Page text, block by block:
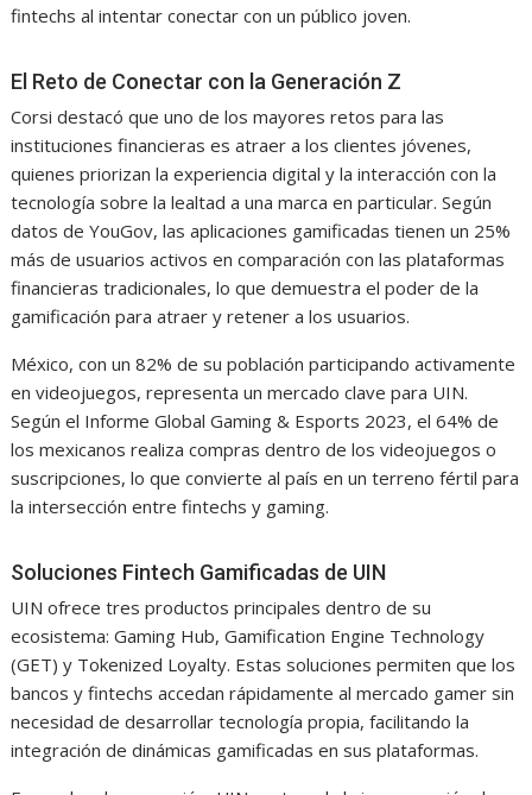
fintechs al intentar conectar con un público joven.
El Reto de Conectar con la Generación Z
Corsi destacó que uno de los mayores retos para las
instituciones financieras es atraer a los clientes jóvenes,
quienes priorizan la experiencia digital y la interacción con la
tecnología sobre la lealtad a una marca en particular. Según
datos de YouGov, las aplicaciones gamificadas tienen un 25%
más de usuarios activos en comparación con las plataformas
financieras tradicionales, lo que demuestra el poder de la
gamificación para atraer y retener a los usuarios.
México, con un 82% de su población participando activamente
en videojuegos, representa un mercado clave para UIN.
Según el Informe Global Gaming & Esports 2023, el 64% de
los mexicanos realiza compras dentro de los videojuegos o
suscripciones, lo que convierte al país en un terreno fértil para
la intersección entre fintechs y gaming.
Soluciones Fintech Gamificadas de UIN
UIN ofrece tres productos principales dentro de su
ecosistema: Gaming Hub, Gamification Engine Technology
(GET) y Tokenized Loyalty. Estas soluciones permiten que los
bancos y fintechs accedan rápidamente al mercado gamer sin
necesidad de desarrollar tecnología propia, facilitando la
integración de dinámicas gamificadas en sus plataformas.